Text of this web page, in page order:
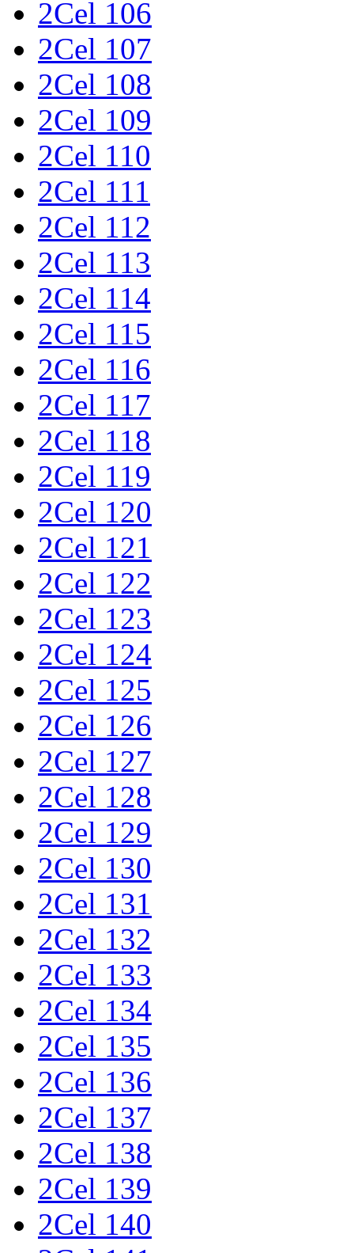
2Cel 106
2Cel 107
2Cel 108
2Cel 109
2Cel 110
2Cel 111
2Cel 112
2Cel 113
2Cel 114
2Cel 115
2Cel 116
2Cel 117
2Cel 118
2Cel 119
2Cel 120
2Cel 121
2Cel 122
2Cel 123
2Cel 124
2Cel 125
2Cel 126
2Cel 127
2Cel 128
2Cel 129
2Cel 130
2Cel 131
2Cel 132
2Cel 133
2Cel 134
2Cel 135
2Cel 136
2Cel 137
2Cel 138
2Cel 139
2Cel 140